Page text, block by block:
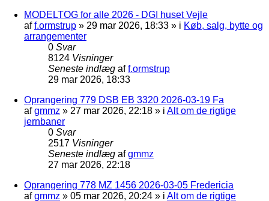
MODELTOG for alle 2026 - DGI huset Vejle
aff.ormstrup » 29 mar 2026, 18:33 » i Køb, salg, bytte og
arrangementer
0 Svar
8124 Visninger
Seneste indlæg aff.ormstrup
29 mar 2026, 18:33
Oprangering 779 DSB EB 3320 2026-03-19 Fa
afgmmz » 27 mar 2026, 22:18 » i Alt om de rigtige
jernbaner
0 Svar
2517 Visninger
Seneste indlæg afgmmz
27 mar 2026, 22:18
Oprangering 778 MZ 1456 2026-03-05 Fredericia
afgmmz » 05 mar 2026, 20:24 » i Alt om de rigtige